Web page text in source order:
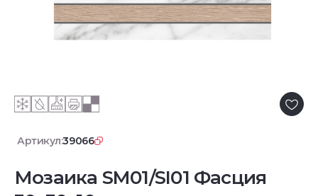
Артикул:39066
Мозаика SM01/SI01 Фасция